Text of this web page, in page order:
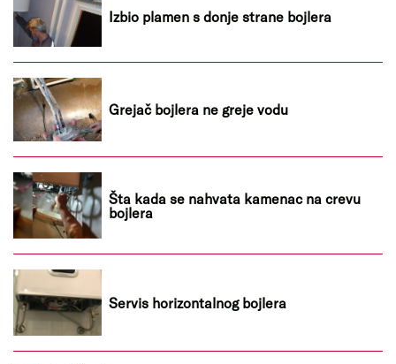
Izbio plamen s donje strane bojlera
Grejač bojlera ne greje vodu
Šta kada se nahvata kamenac na crevu
bojlera
Servis horizontalnog bojlera